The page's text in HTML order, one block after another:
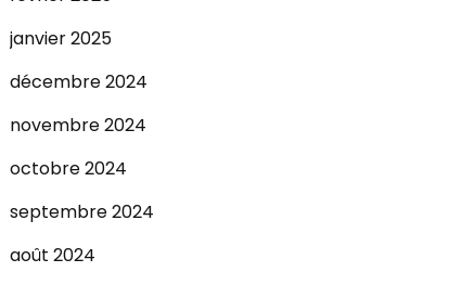
janvier 2025
décembre 2024
novembre 2024
octobre 2024
septembre 2024
août 2024